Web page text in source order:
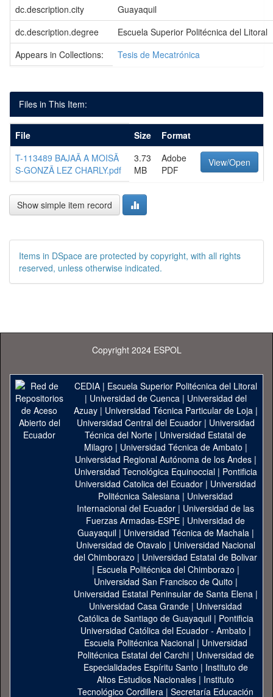
dc.description.city
Guayaquil
dc.description.degree
Escuela Superior Politécnica del Litoral
Appears in Collections:
Tesis de Mecatrónica
Files in This Item:
File Size
Format
T-113489 BAJAÃ A MOISÃ
S-GONZÃ LEZ CHARLY.pdf
3.73
MB
Adobe
PDF
View/Open
Show simple item record
Items in DSpace are protected by copyright, with all rights
reserved, unless otherwise indicated.
Copyright 2024 ESPOL
CEDIA| Escuela Superior Politécnica del Litoral
| Universidad de Cuenca| Universidad del
Azuay| Universidad Técnica Particular de Loja|
Universidad Central del Ecuador| Universidad
Técnica del Norte | Universidad Estatal de
Milagro | Universidad Técnica de Ambato |
Universidad Regional Autónoma de los Andes|
Universidad Tecnológica Equinoccial| Pontificia
Universidad Catolica del Ecuador | Universidad
Politécnica Salesiana | Universidad
Internacional del Ecuador | Universidad de las
Fuerzas Armadas-ESPE | Universidad de
Guayaquil| Universidad Técnica de Machala|
Universidad de Otavalo | Universidad Nacional
del Chimborazo | Universidad Estatal de Bolivar
| Escuela Politécnica del Chimborazo |
Universidad San Francisco de Quito |
Universidad Estatal Peninsular de Santa Elena|
Universidad Casa Grande | Universidad
Católica de Santiago de Guayaquil| Pontificia
Universidad Católica del Ecuador - Ambato |
Escuela Politécnica Nacional| Universidad
Politécnica Estatal del Carchi| Universidad de
Especialidades Espíritu Santo | Instituto de
Altos Estudios Nacionales | Instituto
Tecnológico Cordillera | Secretaría Educación